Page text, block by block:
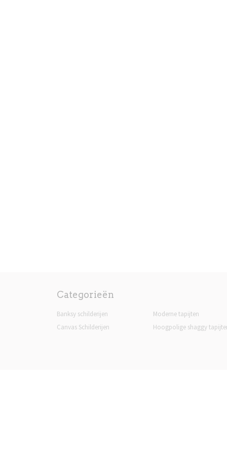
Categorieën
Banksy schilderijen
Canvas Schilderijen
Moderne tapijten
Hoogpolige shaggy